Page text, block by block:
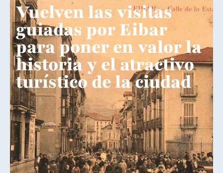
Vuelven las visitas
guiadas por Eibar
para poner en valor la
historia y el atractivo
turístico de la ciudad